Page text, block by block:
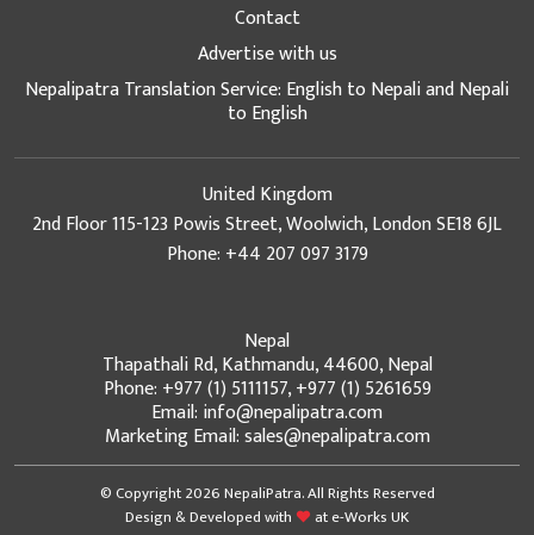
Contact
Advertise with us
Nepalipatra Translation Service: English to Nepali and Nepali
to English
United Kingdom
2nd Floor 115-123 Powis Street, Woolwich, London SE18 6JL
Phone: +44 207 097 3179
Nepal
Thapathali Rd, Kathmandu, 44600, Nepal
Phone: +977 (1) 5111157, +977 (1) 5261659
Email: info@nepalipatra.com
Marketing Email: sales@nepalipatra.com
© Copyright 2026 NepaliPatra. All Rights Reserved
Design & Developed with
ate-Works UK